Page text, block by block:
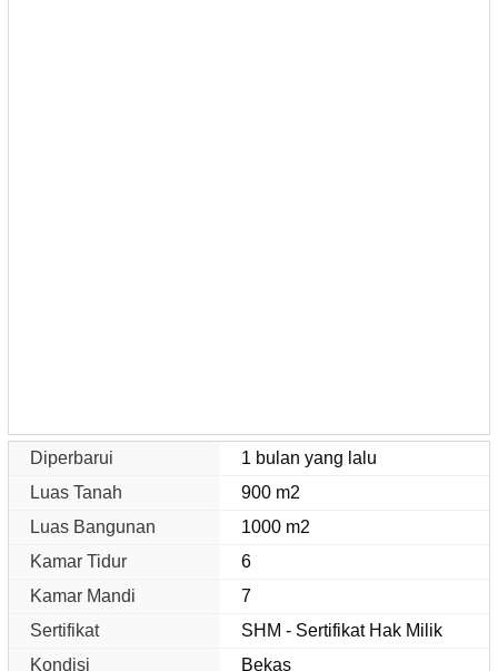
Diperbarui
1 bulan yang lalu
Luas Tanah
900 m2
Luas Bangunan
1000 m2
Kamar Tidur
6
Kamar Mandi
7
Sertifikat
SHM - Sertifikat Hak Milik
Kondisi
Bekas